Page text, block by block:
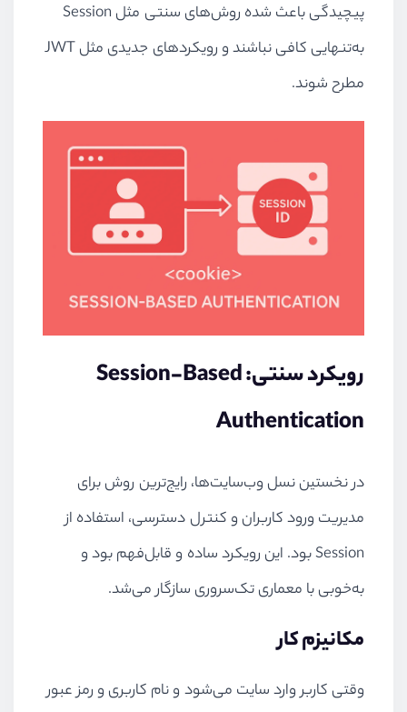
پیچیدگی باعث شده روش‌های سنتی مثل Session
به‌تنهایی کافی نباشند و رویکردهای جدیدی مثل JWT
مطرح شوند.
رویکرد سنتی: Session-Based
Authentication
در نخستین نسل وب‌سایت‌ها، رایج‌ترین روش برای
مدیریت ورود کاربران و کنترل دسترسی، استفاده از
Session بود. این رویکرد ساده و قابل‌فهم بود و
به‌خوبی با معماری تک‌سروری سازگار می‌شد.
مکانیزم کار
وقتی کاربر وارد سایت می‌شود و نام کاربری و رمز عبور